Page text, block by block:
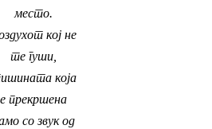
место.
кој не
те гуши,
која
е прекршена
со звук од